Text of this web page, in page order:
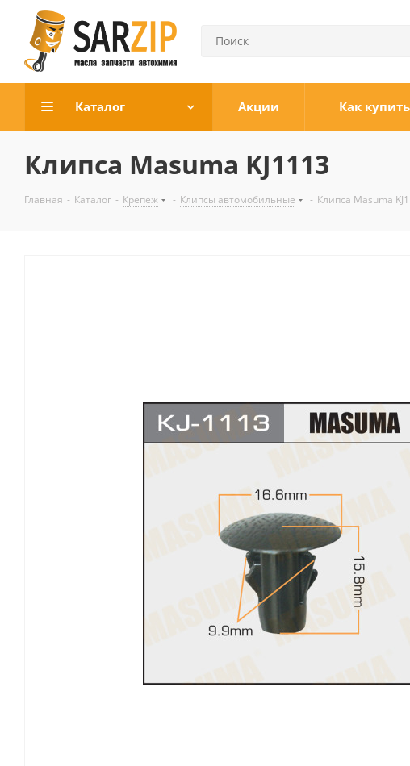
Каталог Акции Как купить
Клипса Masuma KJ1113
Главная - Каталог - Крепеж - Клипсы автомобильные - Клипса Masuma